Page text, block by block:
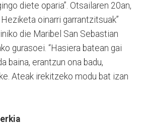
diete oparia”. Otsailaren 20an,
oinarri garrantzitsuak”
die Maribel San Sebastian
gurasoei. “Hasiera batean gai
baina, erantzun ona badu,
Ateak irekitzeko modu bat izan